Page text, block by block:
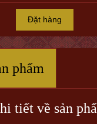
Đặt hàng
phẩm
tiết về sản